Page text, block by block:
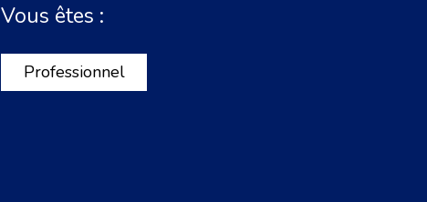
Vous êtes :
Professionnel